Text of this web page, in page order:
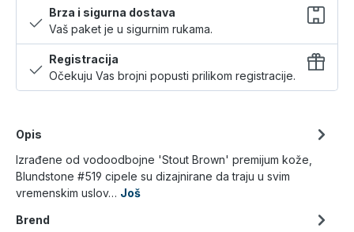
Brza i sigurna dostava
Vaš paket je u sigurnim rukama.
Registracija
Očekuju Vas brojni popusti prilikom registracije.
Opis
Izrađene od vodoodbojne 'Stout Brown' premijum kože,
Blundstone #519 cipele su dizajnirane da traju u svim
vremenskim uslov… Još
Brend